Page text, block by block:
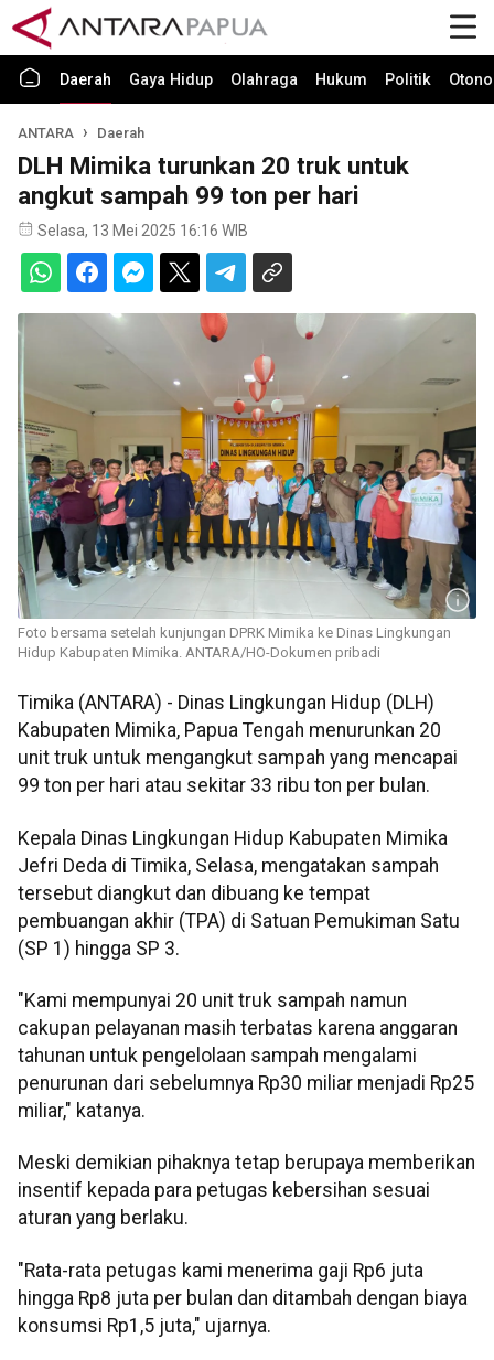
Daerah Gaya Hidup Olahraga Hukum Politik
ANTARA Daerah
DLH Mimika turunkan 20 truk untuk
angkut sampah 99 ton per hari
Selasa, 13 Mei 2025 16:16 WIB
Foto bersama setelah kunjungan DPRK Mimika ke Dinas Lingkungan
Hidup Kabupaten Mimika. ANTARA/HO-Dokumen pribadi
Timika (ANTARA) - Dinas Lingkungan Hidup (DLH)
Kabupaten Mimika, Papua Tengah menurunkan 20
unit truk untuk mengangkut sampah yang mencapai
99 ton per hari atau sekitar 33 ribu ton per bulan.
Kepala Dinas Lingkungan Hidup Kabupaten Mimika
Jefri Deda di Timika, Selasa, mengatakan sampah
tersebut diangkut dan dibuang ke tempat
pembuangan akhir (TPA) di Satuan Pemukiman Satu
(SP 1) hingga SP 3.
"Kami mempunyai 20 unit truk sampah namun
cakupan pelayanan masih terbatas karena anggaran
tahunan untuk pengelolaan sampah mengalami
penurunan dari sebelumnya Rp30 miliar menjadi Rp25
miliar," katanya.
Meski demikian pihaknya tetap berupaya memberikan
insentif kepada para petugas kebersihan sesuai
aturan yang berlaku.
"Rata-rata petugas kami menerima gaji Rp6 juta
hingga Rp8 juta per bulan dan ditambah dengan biaya
konsumsi Rp1,5 juta," ujarnya.